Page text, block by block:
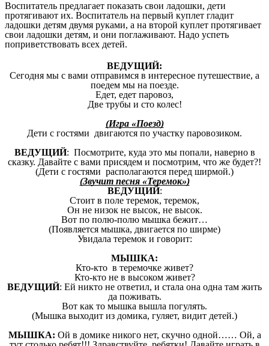
Воспитатель предлагает показать свои ладошки, дети
протягивают их. Воспитатель на первый куплет гладит
ладошки детям двумя руками, а на второй куплет протягивает
свои ладошки детям, и они поглаживают. Надо успеть
поприветствовать всех детей.
ВЕДУЩИЙ:
Сегодня мы с вами отправимся в интересное путешествие, а
поедем мы на поезде.
Едет, едет паровоз,
Две трубы и сто колес!
(Игра «Поезд)
Дети с гостями двигаются по участку паровозиком.
ВЕДУЩИЙ: Посмотрите, куда это мы попали, наверно в
сказку. Давайте с вами присядем и посмотрим, что же будет?!
(Дети с гостями располагаются перед ширмой.)
(Звучит песня «Теремок»)
ВЕДУЩИЙ:
Стоит в поле теремок, теремок,
Он не низок не высок, не высок.
Вот по полю-полю мышка бежит…
(Появляется мышка, двигается по ширме)
Увидала теремок и говорит:
МЫШКА:
Кто-кто в теремочке живет?
Кто-кто не в высоком живет?
ВЕДУЩИЙ: Ей никто не ответил, и стала она одна там жить
да поживать.
Вот как то мышка вышла погулять.
(Мышка выходит из домика, гуляет, видит детей.)
МЫШКА: Ой в домике никого нет, скучно одной…… Ой, а